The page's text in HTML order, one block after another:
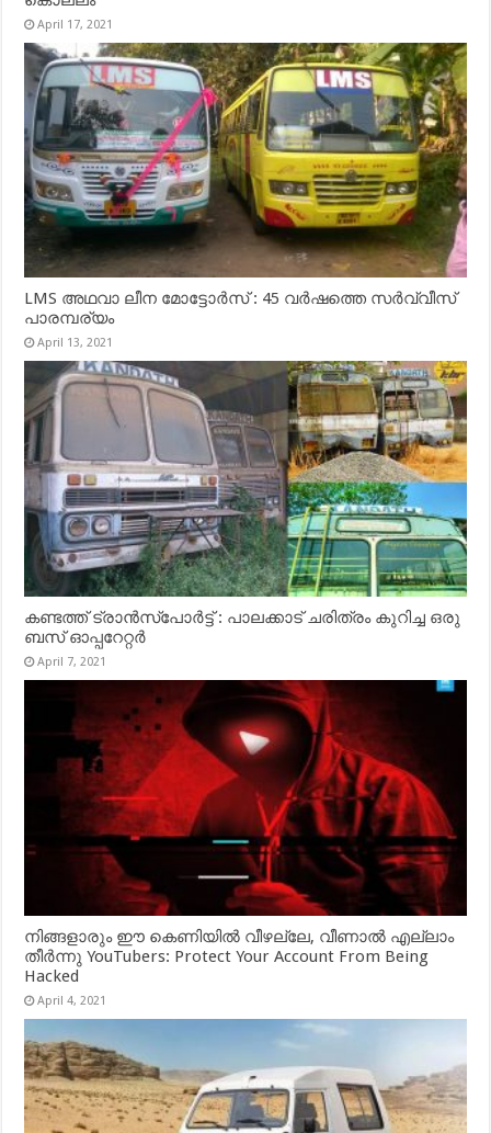
April 17, 2021
LMS അഥവാ ലീന മോട്ടോർസ് : 45 വർഷത്തെ സർവ്വീസ്
പാരമ്പര്യം
April 13, 2021
കണ്ടത്ത് ട്രാൻസ്‌പോർട്ട് : പാലക്കാട് ചരിത്രം കുറിച്ച ഒരു
ബസ് ഓപ്പറേറ്റർ
April 7, 2021
നിങ്ങളാരും ഈ കെണിയിൽ വീഴല്ലേ, വീണാൽ എല്ലാം
തീർന്നു YouTubers: Protect Your Account From Being
Hacked
April 4, 2021